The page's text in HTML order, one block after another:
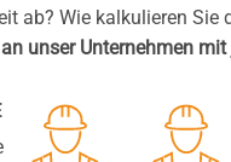
ab? Wie kalkulieren
unser Unternehmen